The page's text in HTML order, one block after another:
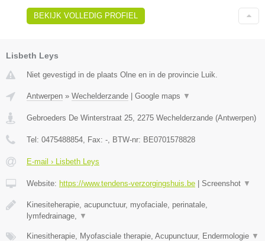
BEKIJK VOLLEDIG PROFIEL
Lisbeth Leys
Niet gevestigd in de plaats Olne en in de provincie Luik.
Antwerpen » Wechelderzande | Google maps ▼
Gebroeders De Winterstraat 25 2275 Wechelderzande (Antwerpen)
Tel: 0475488854 , Fax: - , BTW-nr: BE0701578828
E-mail › Lisbeth Leys
Website: https://www.tendens-verzorgingshuis.be | Screenshot ▼
Kinesiteherapie, acupunctuur, myofaciale, perinatale,
lymfedrainage,
▼
Kinesitherapie, Myofasciale therapie, Acupunctuur, Endermologie ▼